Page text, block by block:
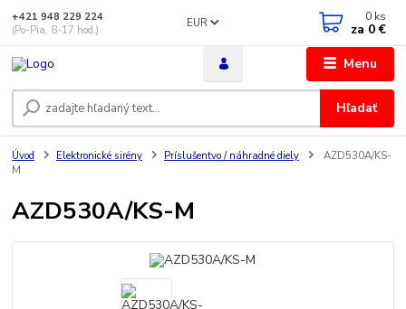
Menu
EUR
Hľadať
+421 948 229 224
(Po-Pia, 8-17 hod.)
0 ks
za 0 €
Úvod Elektronické sirény Príslušentvo / náhradné diely
AZD530A/KS-
M
AZD530A/KS-M